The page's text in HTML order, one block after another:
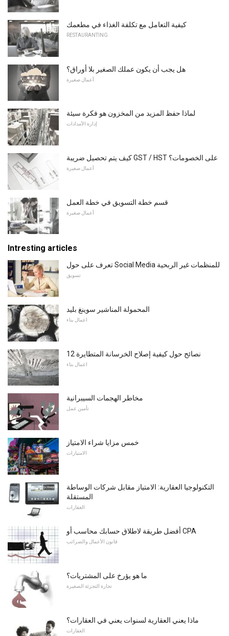
كيفية التعامل مع تكلفة الغذاء في مطعمك
RESTAURANTING
هل يجب أن يكون عملك الصغير بلا أوراق؟
أعمال صغيرة
لماذا حفظ المزيد من المخزون هو فكرة سيئة
إدارة الأمدادات
كيف يتم تحصيل ضريبة GST / HST على الخصومات؟
أعمال صغيرة
قسم خطة التسويق في خطة العمل
أعمال صغيرة
Intresting articles
تعرف على حول Social Media للمنظمات غير الربحية
تسويق
المحمولة المناشير سوينغ بليد
اعمال بناء
12 نصائح حول كيفية إصلاح الخرسانة المتطايرة
اعمال بناء
مخاطر الهجمات السيبرانية
تأمين عمل
خمس مزايا شراء الامتياز
الامتيازات
التكنولوجيا العقارية: الامتياز مقابل شركات الوساطة
المستقلة
العقارات
أفضل طريقة لاطلاق حسابك محاسب أو CPA
قانون الأعمال والضرائب
ما هو يؤرخ على المشتريات؟
تجارة التجزئة الصغيرة
ماذا يعني العقارية لسنوات يعني في العقارات؟
العقارات